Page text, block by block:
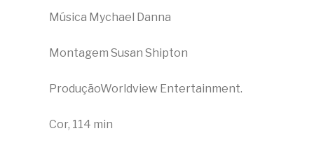
Música Mychael Danna
Montagem Susan Shipton
ProduçãoWorldview Entertainment.
Cor, 114 min